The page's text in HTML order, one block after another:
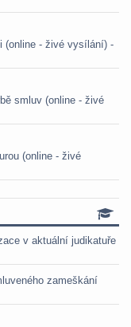
(online - živé vysílání) -
smluv (online - živé
(online - živé
v aktuální judikatuře
zameškání